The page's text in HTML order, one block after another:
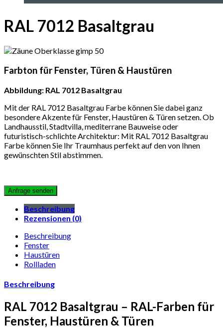
RAL 7012 Basaltgrau
Farbton für Fenster, Türen & Haustüren
Abbildung: RAL 7012 Basaltgrau
Mit der RAL 7012 Basaltgrau Farbe können Sie dabei ganz
besondere Akzente für Fenster, Haustüren & Türen setzen. Ob
Landhausstil, Stadtvilla, mediterrane Bauweise oder
futuristisch-schlichte Architektur: Mit RAL 7012 Basaltgrau
Farbe können Sie Ihr Traumhaus perfekt auf den von Ihnen
gewünschten Stil abstimmen.
Beschreibung
Rezensionen (0)
Beschreibung
Fenster
Haustüren
Rollladen
Beschreibung
RAL 7012 Basaltgrau – RAL-Farben für
Fenster, Haustüren & Türen